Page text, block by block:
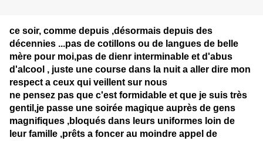
ce soir, comme depuis ,désormais depuis des
décennies ...pas de cotillons ou de langues de belle
mère pour moi,pas de dienr interminable et d'abus
d'alcool , juste une course dans la nuit a aller dire mon
respect a ceux qui veillent sur nous
ne pensez pas que c'est formidable et que je suis très
gentil,je passe une soirée magique auprès de gens
magnifiques ,bloqués dans leurs uniformes loin de
leur famille ,prêts a foncer au moindre appel de